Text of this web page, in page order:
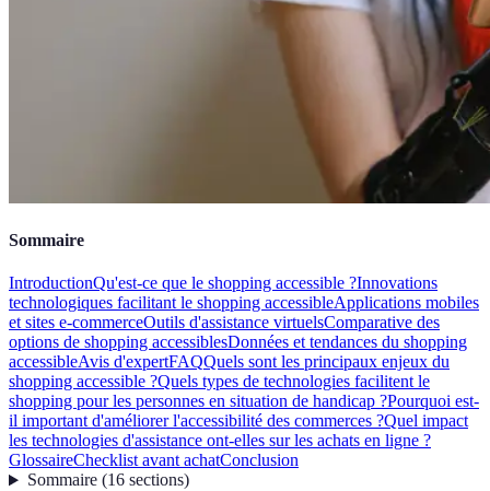
Sommaire
IntroductionQu'est-ce que le shopping accessible ?Innovations
technologiques facilitant le shopping accessibleApplications mobiles
et sites e-commerceOutils d'assistance virtuelsComparative des
options de shopping accessiblesDonnées et tendances du shopping
accessibleAvis d'expertFAQQuels sont les principaux enjeux du
shopping accessible ?Quels types de technologies facilitent le
shopping pour les personnes en situation de handicap ?Pourquoi est-
il important d'améliorer l'accessibilité des commerces ?Quel impact
les technologies d'assistance ont-elles sur les achats en ligne ?
GlossaireChecklist avant achatConclusion
Sommaire(16 sections)